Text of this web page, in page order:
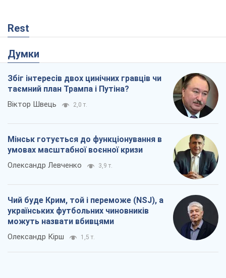
Rest
Думки
Збіг інтересів двох цинічних гравців чи
таємний план Трампа і Путіна?
Віктор Швець 2,0 т.
Мінськ готується до функціонування в
умовах масштабної воєнної кризи
Олександр Левченко 3,9 т.
Чий буде Крим, той і переможе (NSJ), а
українських футбольних чиновників
можуть назвати вбивцями
Олександр Кірш 1,5 т.